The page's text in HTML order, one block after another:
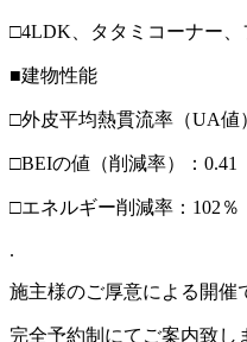
□4LDK、タタミコーナー、
■建物性能
□外皮平均熱貫流率（UA値
□BEIの値（削減率）：0.41
□エネルギー削減率：102％
.
施主様のご厚意による開催
完全予約制にてご案内致し